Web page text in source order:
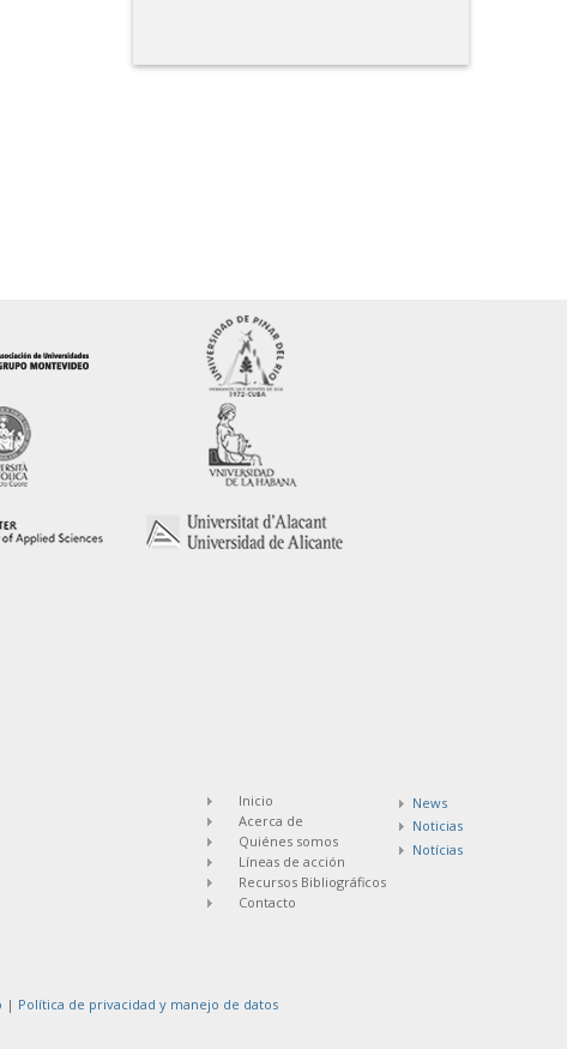
News
Noticias
Notícias
Inicio
Acerca de
Quiénes somos
Líneas de acción
Recursos Bibliográficos
Contacto
| Política de privacidad y manejo de datos